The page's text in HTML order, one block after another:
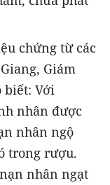
chứng từ các
Giám
biết: Với
nhân được
nhân ngộ
trong rượu.
nhân ngạt